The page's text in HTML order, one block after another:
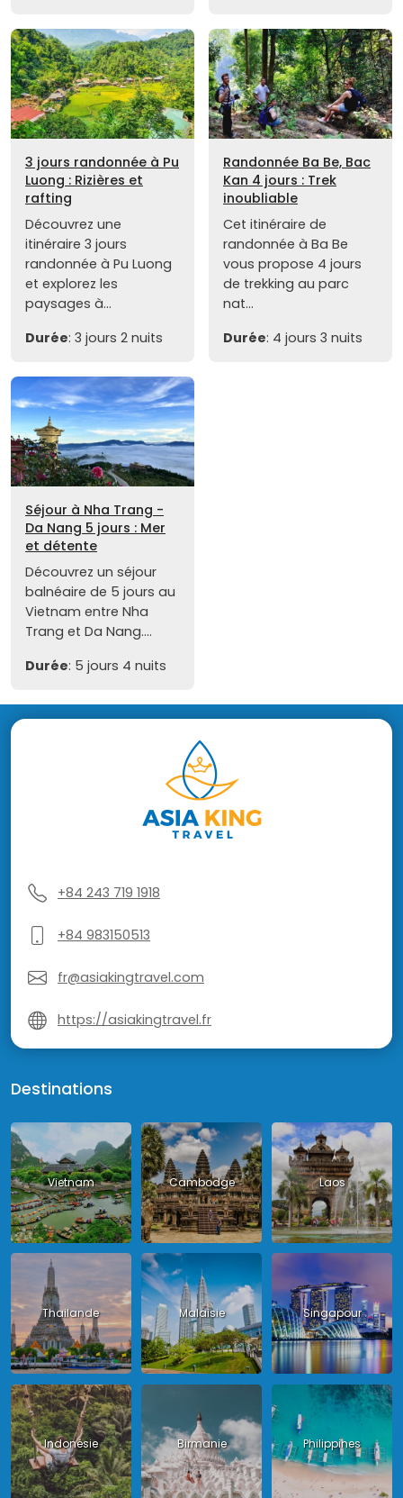
3 jours randonnée à Pu
Luong : Rizières et
rafting
Découvrez une
itinéraire 3 jours
randonnée à Pu Luong
et explorez les
paysages à...
Durée: 3 jours 2 nuits
Randonnée Ba Be, Bac
Kan 4 jours : Trek
inoubliable
Cet itinéraire de
randonnée à Ba Be
vous propose 4 jours
de trekking au parc
nat...
Durée: 4 jours 3 nuits
Séjour à Nha Trang -
Da Nang 5 jours : Mer
et détente
Découvrez un séjour
balnéaire de 5 jours au
Vietnam entre Nha
Trang et Da Nang....
Durée: 5 jours 4 nuits
+84 243 719 1918
+84 983150513
fr@asiakingtravel.com
https://asiakingtravel.fr
Destinations
Vietnam Cambodge Laos
Thailande Malaisie Singapour
Indonésie Birmanie Philippines